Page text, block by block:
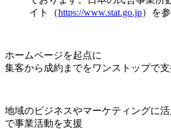
イト（https://www.stat.go.jp）を
ホームページを起点に
集客から成約までをワンストップで支
地域のビジネスやマーケティングに
で事業活動を支援